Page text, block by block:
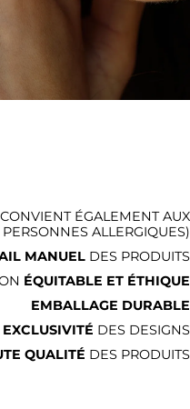
ÉGALEMENT AUX
PERSONNES ALLERGIQUES)
MANUEL DES PRODUITS
ÉQUITABLE ET ÉTHIQUE
EMBALLAGE DURABLE
EXCLUSIVITÉ DES DESIGNS
QUALITÉ DES PRODUITS